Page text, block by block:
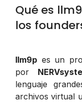
Qué es
los
llm9p es un
por
lenguaje
archivos virtual